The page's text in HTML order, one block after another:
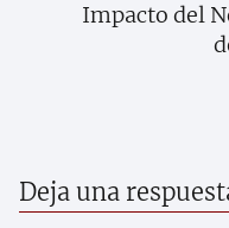
Impacto del
Deja una